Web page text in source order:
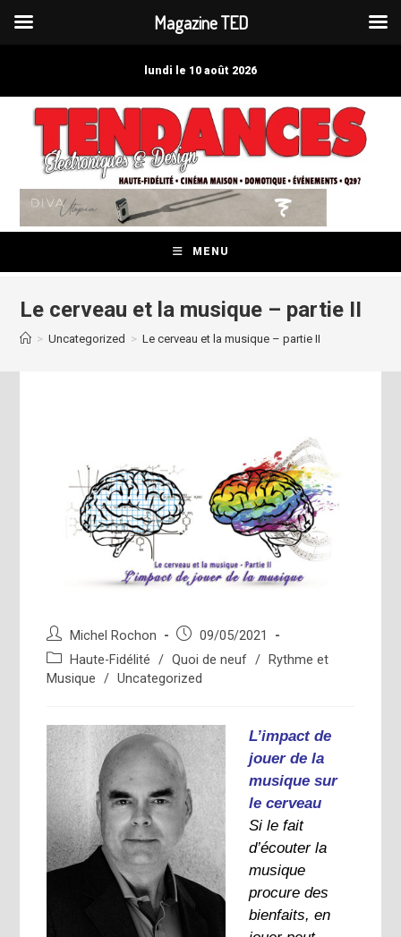
lundi le 10 août 2026
MENU
Le cerveau et la musique – partie II
> Uncategorized > Le cerveau et la musique – partie II
Auteur/autrice
de
la
publication :
Michel Rochon
Publication
publiée :
09/05/2021
Post
category:
Haute-Fidélité / Quoi de neuf /
Rythme et
Musique
/ Uncategorized
L’impact de
jouer de la
musique sur
le cerveau
Si le fait
d’écouter la
musique
procure des
bienfaits, en
Magazine TED